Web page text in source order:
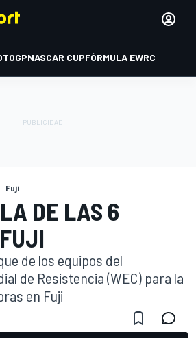
NASCAR CUPFÓRMULA EWRC
Fuji
DE LAS 6
de los equipos del
de Resistencia (WEC) para la
en Fuji